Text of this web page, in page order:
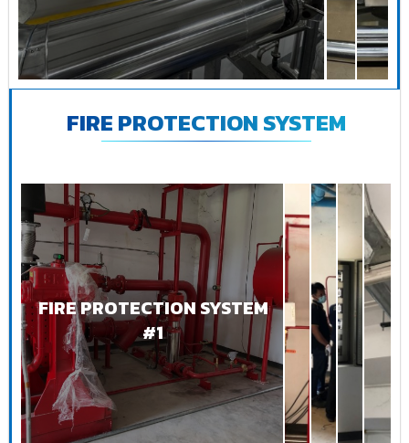
FIRE PROTECTION SYSTEM
FIRE PROTECTION SYSTEM
#1